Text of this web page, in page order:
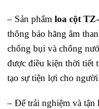
– Sản phẩm loa cột
thông báo hãng âm
chống bụi và chống
được điều kiện thời tiết
tạo sự tiện lợi cho
– Để trải nghiệm và tận